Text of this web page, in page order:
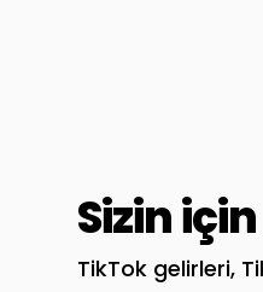
Sizin
TikTok gelirleri,